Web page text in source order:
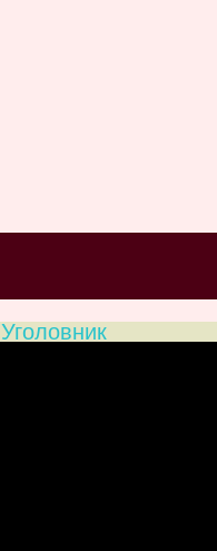
Уголовник